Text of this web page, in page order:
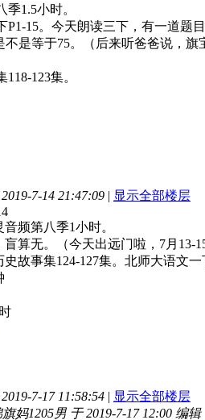
1.5小时。
P1-15。今天朗读三下，有一道题
是等于75。（后来听爸爸说，旗
123集。
7-14 21:47:09 | 显示全部楼层
频第八季1小时。
算无。（今天出远门啦，7月13-
故事集124-127集。北师大语文一
7-17 11:58:54 | 显示全部楼层
妈1205男 于 2019-7-17 12:00 编辑